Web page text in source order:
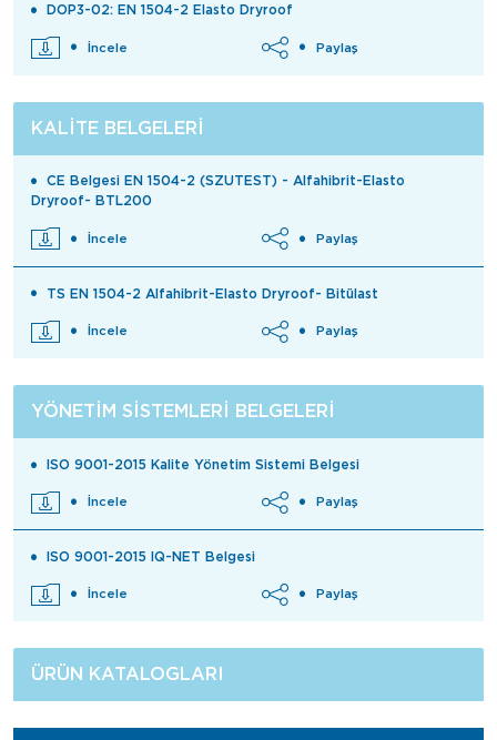
DOP3-02: EN 1504-2 Elasto Dryroof
İncele Paylaş
KALITE BELGELERI
CE Belgesi EN 1504-2 (SZUTEST) - Alfahibrit-Elasto
Dryroof- BTL200
İncele Paylaş
TS EN 1504-2 Alfahibrit-Elasto Dryroof- Bitülast
İncele Paylaş
YÖNETIM SISTEMLERI BELGELERI
ISO 9001-2015 Kalite Yönetim Sistemi Belgesi
İncele Paylaş
ISO 9001-2015 IQ-NET Belgesi
İncele Paylaş
ÜRÜN KATALOGLARI